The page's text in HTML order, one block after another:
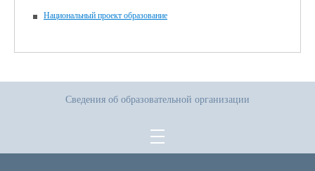
Национальный проект образование
Сведения об образовательной организации